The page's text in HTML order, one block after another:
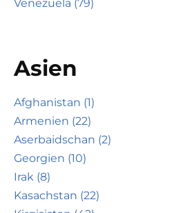
Venezuela (79)
Asien
Afghanistan (1)
Armenien (22)
Aserbaidschan (2)
Georgien (10)
Irak (8)
Kasachstan (22)